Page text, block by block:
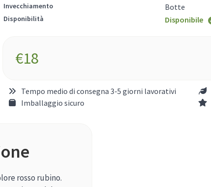
Invecchiamento Botte
Disponibilità Disponibile
€18
Tempo medio di consegna 3-5 giorni lavorativi
Imballaggio sicuro
rosso rubino.